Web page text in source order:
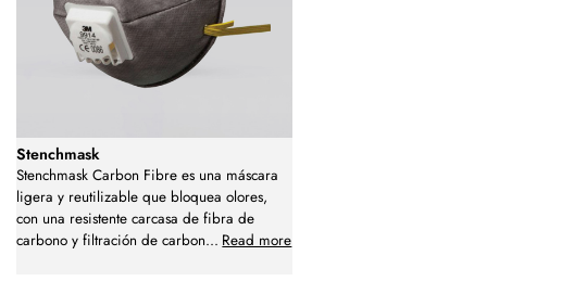
Stenchmask
Stenchmask Carbon Fibre es una máscara
ligera y reutilizable que bloquea olores,
con una resistente carcasa de fibra de
carbono y filtración de carbon... Read more